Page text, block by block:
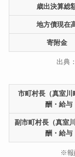
歳出決算総
地方債現在
寄附金
出典：
市町村長（真室川
酬・給与
副市町村長（真室
酬・給与
※報